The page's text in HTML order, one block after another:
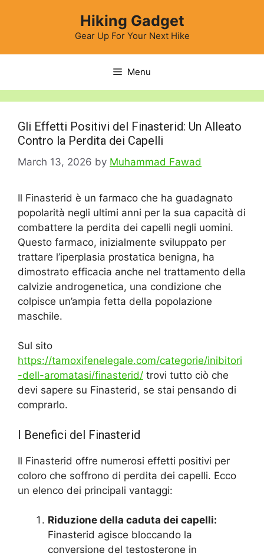
Hiking Gadget
Gear Up For Your Next Hike
Menu
Gli Effetti Positivi del Finasterid: Un Alleato
Contro la Perdita dei Capelli
March 13, 2026 by Muhammad Fawad
Il Finasterid è un farmaco che ha guadagnato
popolarità negli ultimi anni per la sua capacità di
combattere la perdita dei capelli negli uomini.
Questo farmaco, inizialmente sviluppato per
trattare l’iperplasia prostatica benigna, ha
dimostrato efficacia anche nel trattamento della
calvizie androgenetica, una condizione che
colpisce un’ampia fetta della popolazione
maschile.
Sul sito
https://tamoxifenelegale.com/categorie/inibitori
-dell-aromatasi/finasterid/ trovi tutto ciò che
devi sapere su Finasterid, se stai pensando di
comprarlo.
I Benefici del Finasterid
Il Finasterid offre numerosi effetti positivi per
coloro che soffrono di perdita dei capelli. Ecco
un elenco dei principali vantaggi:
Riduzione della caduta dei capelli:
Finasterid agisce bloccando la
conversione del testosterone in